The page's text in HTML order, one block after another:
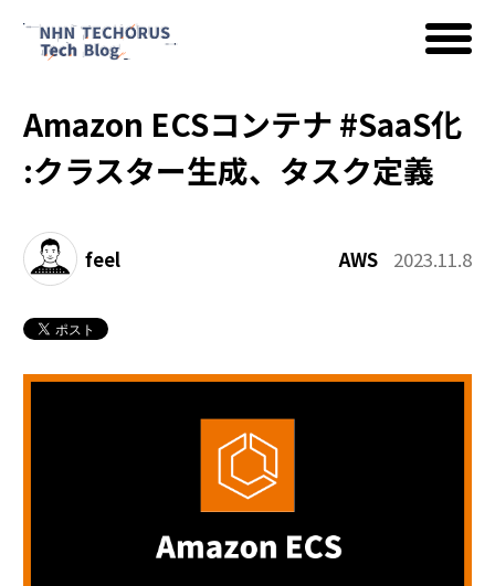
AWS
Google Cloud
イベント
Amazon ECSコンテナ #SaaS化
:クラスター生成、タスク定義
feel AWS 2023.11.8